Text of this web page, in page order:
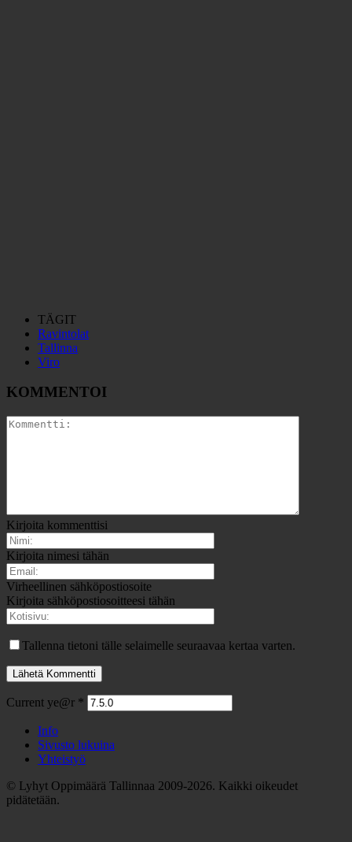
TÄGIT
Ravintolat
Tallinna
Viro
KOMMENTOI
Kirjoita kommenttisi
Kirjoita nimesi tähän
Virheellinen sähköpostiosoite
Kirjoita sähköpostiosoitteesi tähän
Tallenna tietoni tälle selaimelle seuraavaa kertaa varten.
Current ye@r *
Info
Sivusto lukuina
Yhteistyö
© Lyhyt Oppimäärä Tallinnaa 2009-2026. Kaikki oikeudet
pidätetään.